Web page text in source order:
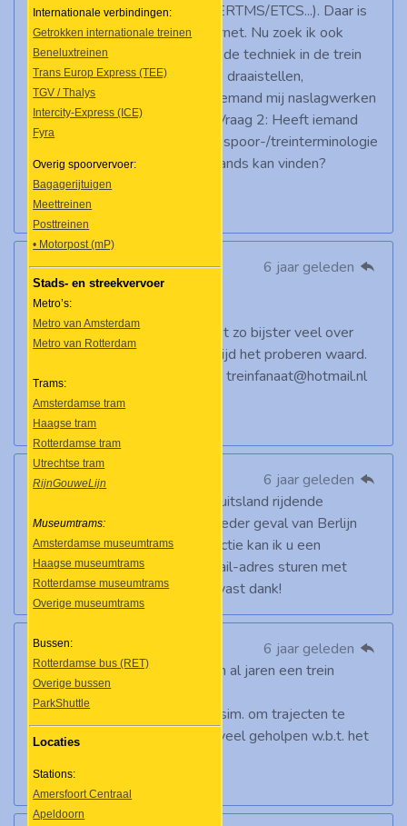
treinbeïnvloedingssystemen (ERTMS/ETCS...). Daar is
vrij veel over te vinden op internet. Nu zoek ik ook
gedetailleerde informatie over de techniek in de trein
zelf, (remsystemen, ophanging, draaistellen,
hydraulische circuits etc.). Kan iemand mij naslagwerken
aanbevelen of handige sites? Vraag 2: Heeft iemand
een tip waar ik vertalingen van spoor-/treinterminologie
in de combinatie Frans-Nederlands kan vinden?
Dank voor jullie tips,
Marcel Palmen
Twan (webmaster)
6 jaar geleden
Beste Cor,
Over het algemeen weet ik niet zo bijster veel over
Duits materieel, maar het is altijd het proberen waard.
U kunt de tekening sturen naar treinfanaat@hotmail.nl
Groeten, Twan
Cor Gout
6 jaar geleden
Ik heb een vraag over een in Duitsland rijdende
locomotief, jaren 20/30 die in ieder geval van Berlijn
naar Potsdam reed. Na uw reactie kan ik u een
tekening van de loc naar uw mail-adres sturen met
daarbij de vragen die ik heb. alvast dank!
Bennie Veldhuis
6 jaar geleden
Heb deze site net ontdekt, ben al jaren een trein
liefhebber.
Ik ben ook bezig met TRAINZ sim. om trajecten te
maken. En deze site heeft mij veel geholpen w.b.t. het
Je krijgt van mij een 10.
Internationale verbindingen:
Getrokken internationale treinen
Beneluxtreinen
Trans Europ Express (TEE)
TGV / Thalys
Intercity-Express (ICE)
Fyra
Overig spoorvervoer:
Bagagerijtuigen
Meettreinen
Posttreinen
• Motorpost (mP)
Stads- en streekvervoer
Metro’s:
Metro van Amsterdam
Metro van Rotterdam
Trams:
Amsterdamse tram
Haagse tram
Rotterdamse tram
Utrechtse tram
RijnGouweLijn
Museumtrams:
Amsterdamse museumtrams
Haagse museumtrams
Rotterdamse museumtrams
Overige museumtrams
Bussen:
Rotterdamse bus (RET)
Overige bussen
ParkShuttle
Locaties
Stations:
Amersfoort Centraal
Apeldoorn